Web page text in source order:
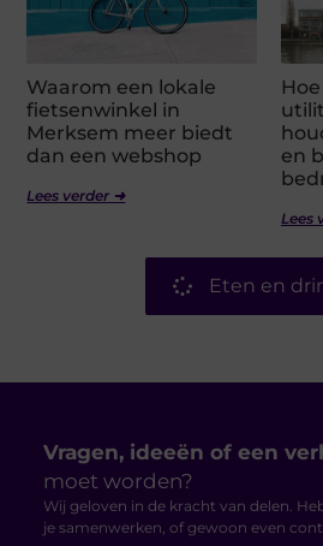
Waarom een lokale
fietsenwinkel in
Merksem meer biedt
dan een webshop
Lees verder ➜
en
Lees
Eten en
Vragen, ideeën of een
moet worden?
Wij geloven in de kracht van delen.
je samenwerken, of gewoon even